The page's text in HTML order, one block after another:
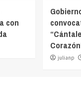
con
julianp